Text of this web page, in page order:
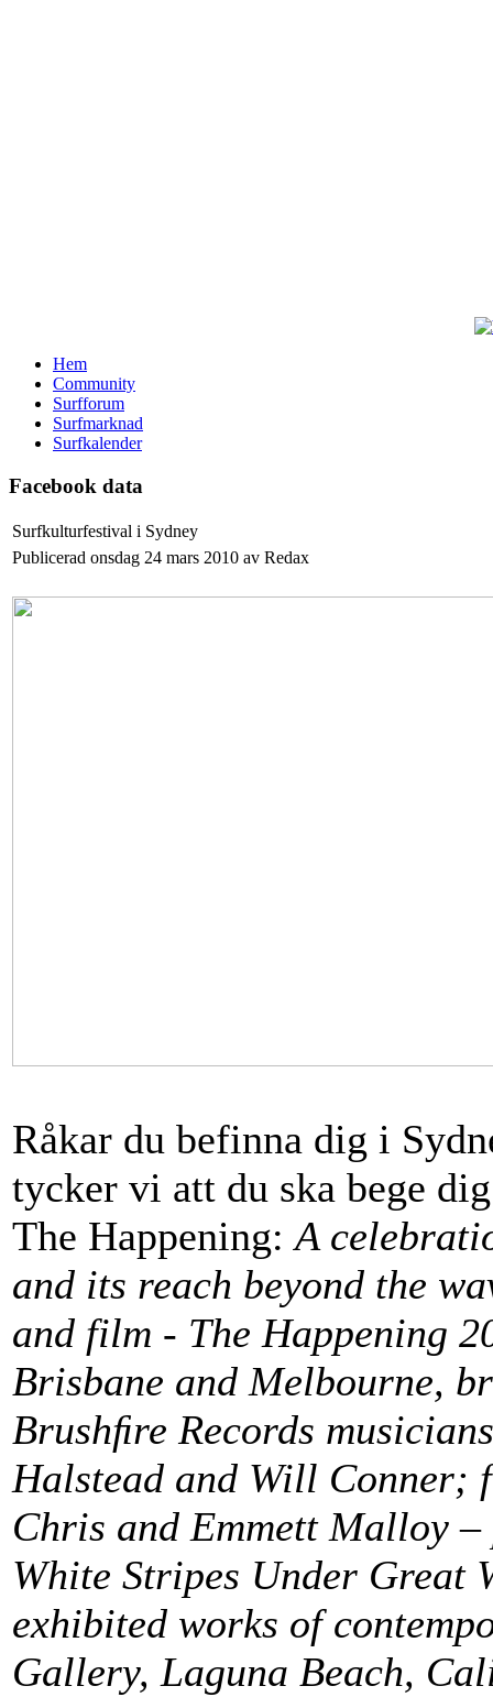
Hem
Community
Surfforum
Surfmarknad
Surfkalender
Facebook data
Surfkulturfestival i Sydney
Publicerad onsdag 24 mars 2010 av Redax
Råkar du befinna dig i
tycker vi att du ska bege
The Happening:A
and its reach beyond the
and film - The Happening
Brisbane and Melbourne,
Brushﬁre Records
Halstead and Will Conner;
Chris and Emmett Malloy –
White Stripes Under Great
exhibited works of
Gallery, Laguna Beach,